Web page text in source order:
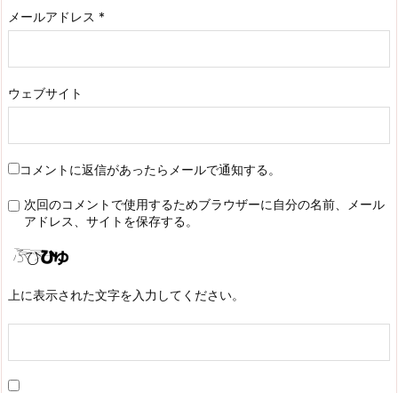
メールアドレス *
ウェブサイト
コメントに返信があったらメールで通知する。
次回のコメントで使用するためブラウザーに自分の名前、メール
アドレス、サイトを保存する。
上に表示された文字を入力してください。